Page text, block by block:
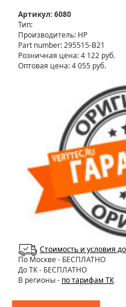
Артикул: 6080
Тип:
Производитель: HP
Part number: 295515-B21
Розничная цена:4 122 руб.
Оптовая цена: 4 055 руб.
Стоимость и условия
По Москве- БЕСПЛАТНО
До ТК - БЕСПЛАТНО
В регионы - по тарифам ТК